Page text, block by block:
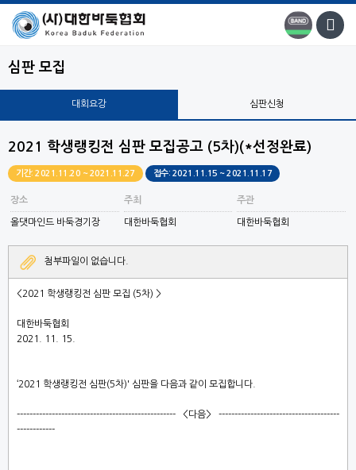
심판 모집
대회요강 심판신청
2021 학생랭킹전 심판 모집공고 (5차)(*선정완료)
기간: 2021.11.20 ~ 2021.11.27 접수: 2021.11.15 ~ 2021.11.17
장소
올댓마인드 바둑경기장
주최
대한바둑협회
주관
대한바둑협회
첨부파일이 없습니다.
<2021 학생랭킹전 심판 모집 (5차) >
대한바둑협회
2021. 11. 15.
‘2021 학생랭킹전 심판(5차)' 심판을 다음과 같이 모집합니다
-------------------------------------------------- <다음>
--------------------------------------
------------